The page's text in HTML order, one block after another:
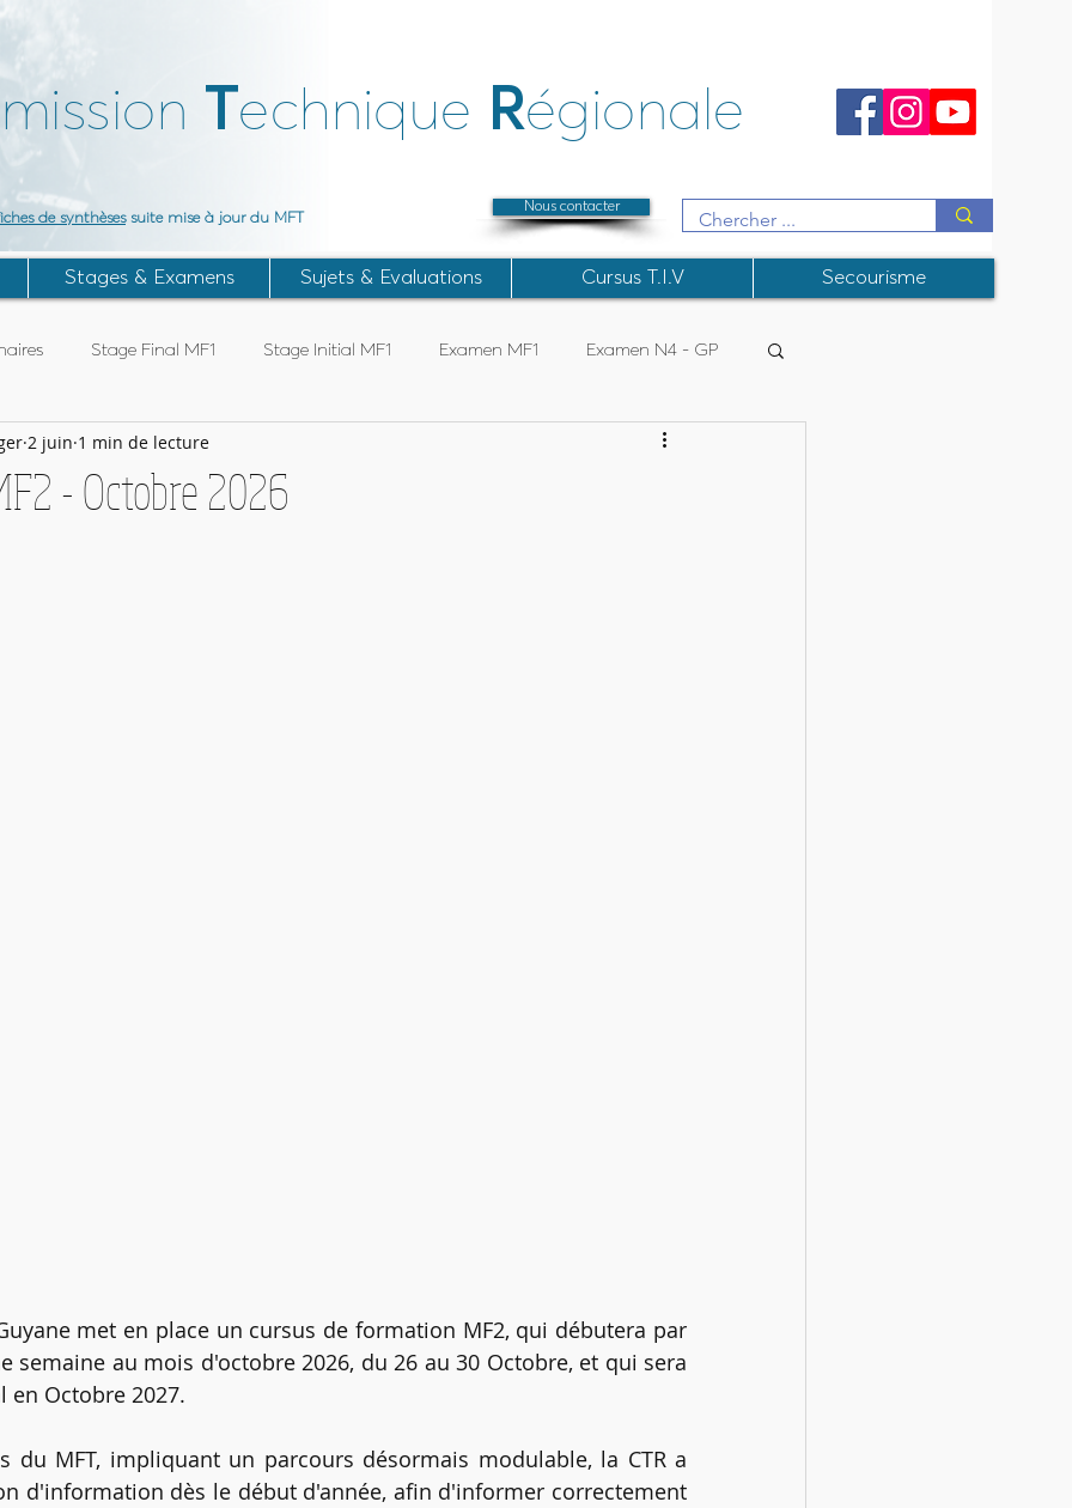
Technique Régionale
Nous contacter
de synthèsessuite mise à jour du MFT
Stages & Examens Sujets & Evaluations Cursus T.I.V Secourisme
Stage Final MF1 Stage Initial MF1 Examen MF1 Examen N4 - GP
Articles Subaqua FFESSM College Instructeurs
- Octobre 2026
2 juin 1 min de lecture
met en place un cursus de formation MF2, qui débutera par
semaine au mois d'octobre 2026, du 26 au 30 Octobre, et qui sera
en Octobre 2027.
du MFT, impliquant un parcours désormais modulable, la CTR a
d'information dès le début d'année, afin d'informer correctement